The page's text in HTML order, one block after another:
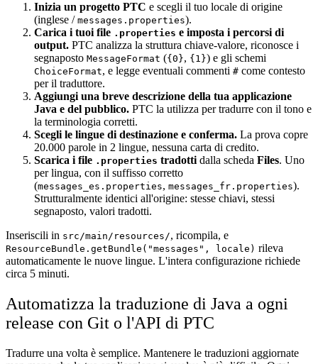
Inizia un progetto PTC e scegli il tuo locale di origine
(inglese / messages.properties).
Carica i tuoi file .properties e imposta i percorsi di
output. PTC analizza la struttura chiave-valore, riconosce i
segnaposto MessageFormat ({0}, {1}) e gli schemi
ChoiceFormat, e legge eventuali commenti # come contesto
per il traduttore.
Aggiungi una breve descrizione della tua applicazione
Java e del pubblico. PTC la utilizza per tradurre con il tono e
la terminologia corretti.
Scegli le lingue di destinazione e conferma. La prova copre
20.000 parole in 2 lingue, nessuna carta di credito.
Scarica i file .properties tradottidalla scheda Files. Uno
per lingua, con il suffisso corretto
(messages_es.properties, messages_fr.properties).
Strutturalmente identici all'origine: stesse chiavi, stessi
segnaposto, valori tradotti.
Inseriscili in src/main/resources/, ricompila, e
ResourceBundle.getBundle("messages", locale) rileva
automaticamente le nuove lingue. L'intera configurazione richiede
circa 5 minuti.
Automatizza la traduzione di Java a ogni
release con Git o l'API di PTC
Tradurre una volta è semplice. Mantenere le traduzioni aggiornate